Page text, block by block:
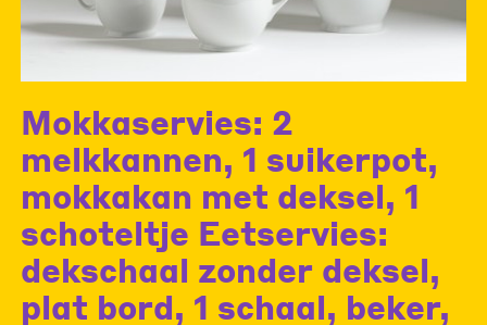
Mokkaservies: 2
melkkannen, 1 suikerpot,
mokkakan met deksel, 1
schoteltje Eetservies:
dekschaal zonder deksel,
plat bord, 1 schaal, beker,